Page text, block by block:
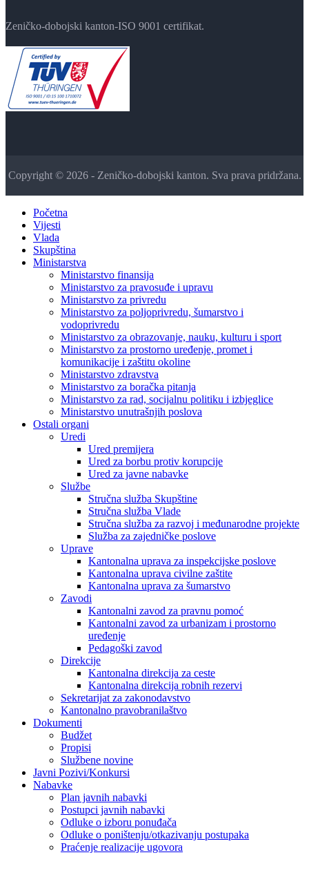
Zeničko-dobojski kanton-ISO 9001 certifikat.
Copyright © 2026 - Zeničko-dobojski kanton. Sva prava pridržana.
Početna
Vijesti
Vlada
Skupština
Ministarstva
Ministarstvo finansija
Ministarstvo za pravosuđe i upravu
Ministarstvo za privredu
Ministarstvo za poljoprivredu, šumarstvo i
vodoprivredu
Ministarstvo za obrazovanje, nauku, kulturu i sport
Ministarstvo za prostorno uređenje, promet i
komunikacije i zaštitu okoline
Ministarstvo zdravstva
Ministarstvo za boračka pitanja
Ministarstvo za rad, socijalnu politiku i izbjeglice
Ministarstvo unutrašnjih poslova
Ostali organi
Uredi
Ured premijera
Ured za borbu protiv korupcije
Ured za javne nabavke
Službe
Stručna služba Skupštine
Stručna služba Vlade
Stručna služba za razvoj i međunarodne projekte
Služba za zajedničke poslove
Uprave
Kantonalna uprava za inspekcijske poslove
Kantonalna uprava civilne zaštite
Kantonalna uprava za šumarstvo
Zavodi
Kantonalni zavod za pravnu pomoć
Kantonalni zavod za urbanizam i prostorno
uređenje
Pedagoški zavod
Direkcije
Kantonalna direkcija za ceste
Kantonalna direkcija robnih rezervi
Sekretarijat za zakonodavstvo
Kantonalno pravobranilaštvo
Dokumenti
Budžet
Propisi
Službene novine
Javni Pozivi/Konkursi
Nabavke
Plan javnih nabavki
Postupci javnih nabavki
Odluke o izboru ponuđača
Odluke o poništenju/otkazivanju postupaka
Praćenje realizacije ugovora